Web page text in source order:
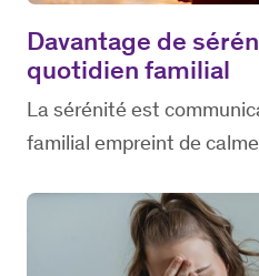
Davantage de
quotidien familial
La sérénité est
familial empreint de